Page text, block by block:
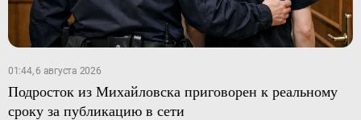
01:44, 6 августа 2026
Подросток из Михайловска приговорен к реальному
сроку за публикацию в сети